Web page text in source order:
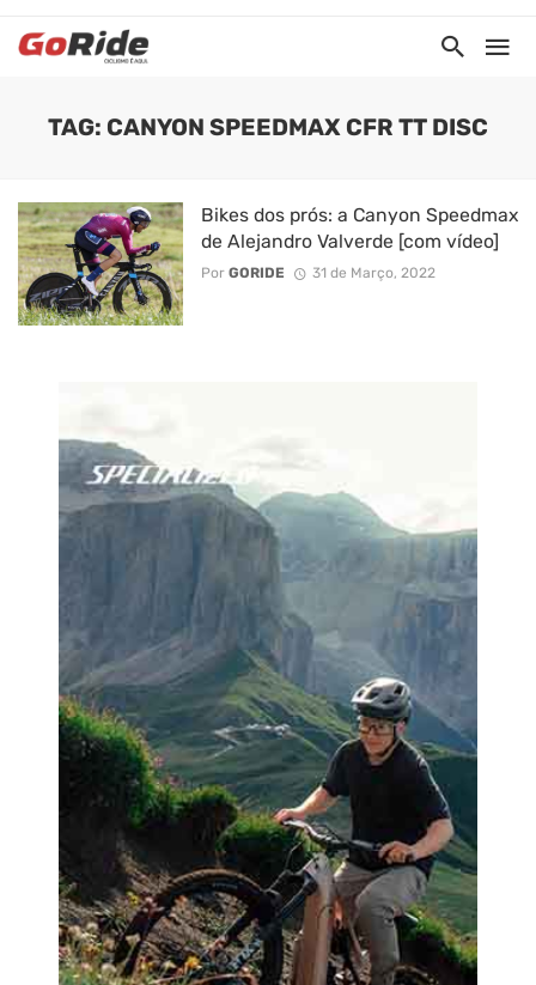
TAG: CANYON SPEEDMAX CFR TT DISC
Bikes dos prós: a Canyon Speedmax
de Alejandro Valverde [com vídeo]
Por GORIDE 31 de Março, 2022